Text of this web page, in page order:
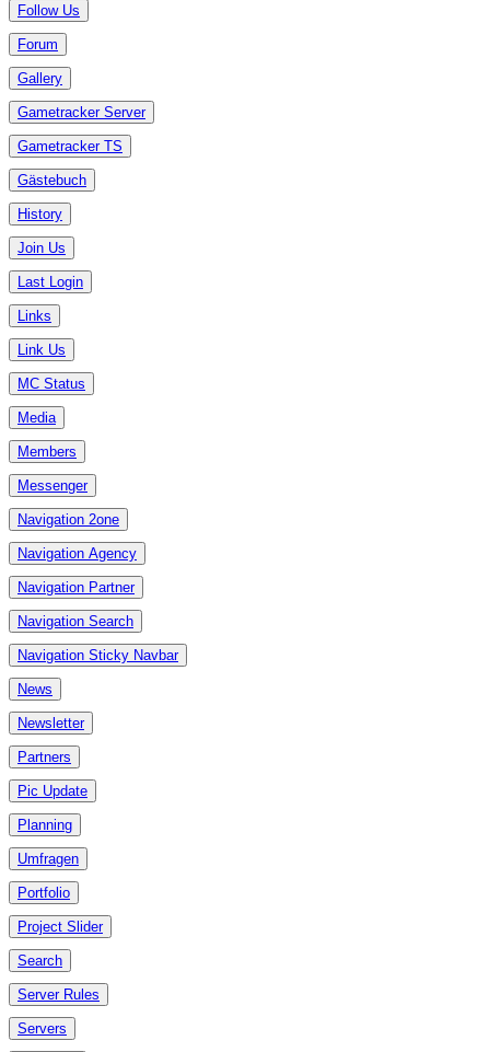
Follow Us
Forum
Gallery
Gametracker Server
Gametracker TS
Gästebuch
History
Join Us
Last Login
Links
Link Us
MC Status
Media
Members
Messenger
Navigation 2one
Navigation Agency
Navigation Partner
Navigation Search
Navigation Sticky Navbar
News
Newsletter
Partners
Pic Update
Planning
Umfragen
Portfolio
Project Slider
Search
Server Rules
Servers